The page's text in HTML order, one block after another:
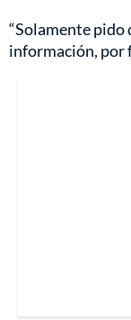
“Solamente pido
información, por